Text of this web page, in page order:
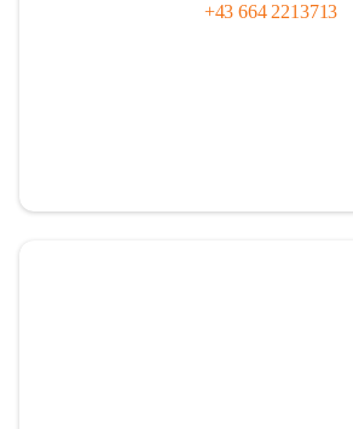
+43 664 2213713